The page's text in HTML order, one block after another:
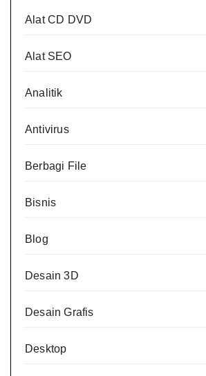
Alat CD DVD
Alat SEO
Analitik
Antivirus
Berbagi File
Bisnis
Blog
Desain 3D
Desain Grafis
Desktop